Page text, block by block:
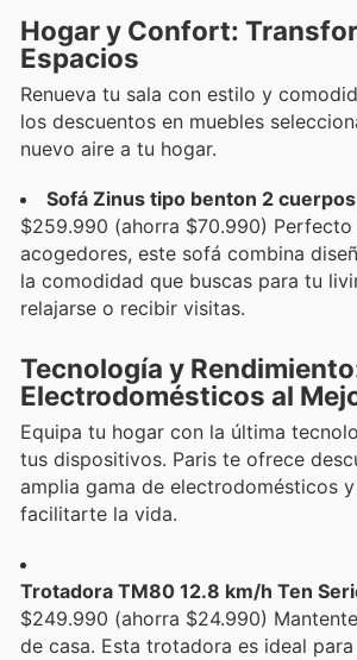
Hogar y Confort:
Espacios
Renueva tu sala con estilo y
los descuentos en muebles
nuevo aire a tu hogar.
Sofá Zinus tipo benton 2
$259.990 (ahorra $70.990) Perfecto
acogedores, este sofá combina
la comodidad que buscas para tu
relajarse o recibir visitas.
Tecnología y
Electrodomésticos al
Equipa tu hogar con la última
tus dispositivos. Paris te ofrece
amplia gama de electrodomésticos
facilitarte la vida.
Trotadora TM80 12.8 km/h Ten
$249.990 (ahorra $24.990)
de casa. Esta trotadora es ideal